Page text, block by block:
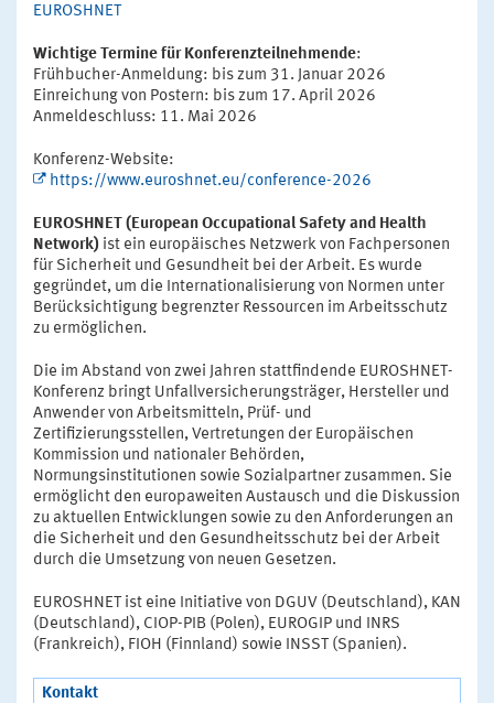
EUROSHNET
Wichtige Termine für Konferenzteilnehmende:
Frühbucher-Anmeldung: bis zum 31. Januar 2026
Einreichung von Postern: bis zum 17. April 2026
Anmeldeschluss: 11. Mai 2026
Konferenz-Website:
https://www.euroshnet.eu/conference-2026
EUROSHNET (European Occupational Safety and Health
Network) ist ein europäisches Netzwerk von Fachpersonen
für Sicherheit und Gesundheit bei der Arbeit. Es wurde
gegründet, um die Internationalisierung von Normen unter
Berücksichtigung begrenzter Ressourcen im Arbeitsschutz
zu ermöglichen.
Die im Abstand von zwei Jahren stattfindende EUROSHNET-
Konferenz bringt Unfallversicherungsträger, Hersteller und
Anwender von Arbeitsmitteln, Prüf- und
Zertifizierungsstellen, Vertretungen der Europäischen
Kommission und nationaler Behörden,
Normungsinstitutionen sowie Sozialpartner zusammen. Sie
ermöglicht den europaweiten Austausch und die Diskussion
zu aktuellen Entwicklungen sowie zu den Anforderungen an
die Sicherheit und den Gesundheitsschutz bei der Arbeit
durch die Umsetzung von neuen Gesetzen.
EUROSHNET ist eine Initiative von DGUV (Deutschland), KAN
(Deutschland), CIOP-PIB (Polen), EUROGIP und INRS
(Frankreich), FIOH (Finnland) sowie INSST (Spanien).
Kontakt